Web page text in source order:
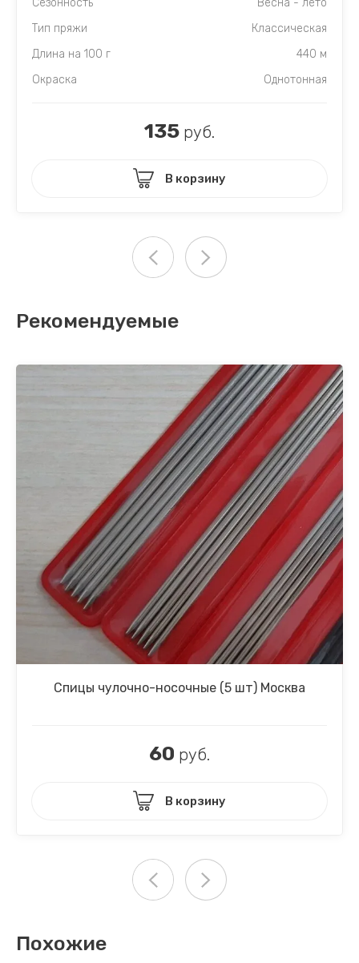
Тип пряжи
Классическая
Длина на 100 г
440 м
Окраска
Однотонная
135 руб.
В корзину
Рекомендуемые
Спицы чулочно-носочные (5 шт) Москва
60 руб.
В корзину
Похожие